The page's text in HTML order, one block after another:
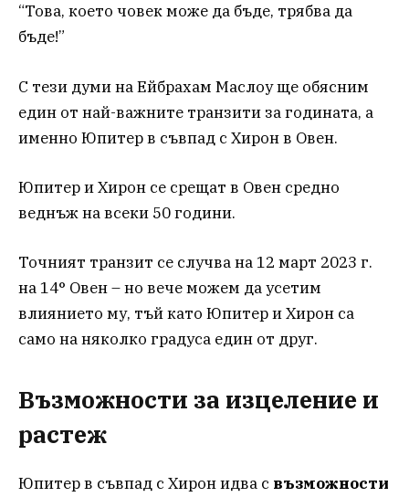
“Това, което човек може да бъде, трябва да
бъде!”
С тези думи на Ейбрахам Маслоу ще обясним
един от най-важните транзити за годината, а
именно Юпитер в съвпад с Хирон в Овен.
Юпитер и Хирон се срещат в Овен средно
веднъж на всеки 50 години.
Точният транзит се случва на 12 март 2023 г.
на 14° Овен – но вече можем да усетим
влиянието му, тъй като Юпитер и Хирон са
само на няколко градуса един от друг.
Възможности за изцеление и
растеж
Юпитер в съвпад с Хирон идва с възможности